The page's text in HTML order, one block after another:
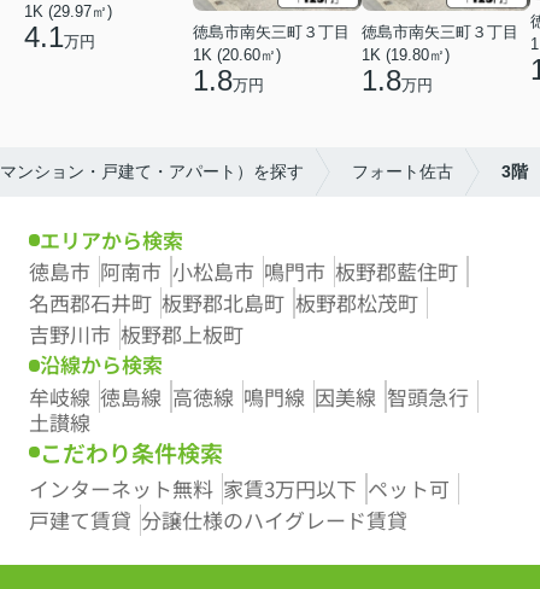
1K (29.97㎡)
4.1万円
徳島市南矢三町３丁目
1K (20.60㎡)
1.8万円
徳島市南矢三町３丁目
1K (19.80㎡)
1.8万円
ンション・戸建て・アパート）を探す フォート佐古 3階
エリアから検索
徳島市 阿南市 小松島市 鳴門市 板野郡藍住町
名西郡石井町 板野郡北島町 板野郡松茂町
吉野川市 板野郡上板町
沿線から検索
牟岐線 徳島線 高徳線 鳴門線 因美線 智頭急行
土讃線
こだわり条件検索
インターネット無料 家賃3万円以下 ペット可
戸建て賃貸 分譲仕様のハイグレード賃貸